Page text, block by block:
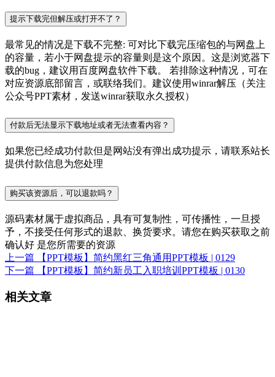
提示下载完但解压或打开不了？
最常见的情况是下载不完整: 可对比下载完压缩包的与网盘上
的容量，若小于网盘提示的容量则是这个原因。这是浏览器下
载的bug，建议用百度网盘软件下载。 若排除这种情况，可在
对应资源底部留言，或联络我们。建议使用winrar解压（关注
公众号PPT素材，发送winrar获取永久授权）
付款后无法显示下载地址或者无法查看内容？
如果您已经成功付款但是网站没有弹出成功提示，请联系站长
提供付款信息为您处理
购买该资源后，可以退款吗？
源码素材属于虚拟商品，具有可复制性，可传播性，一旦授
予，不接受任何形式的退款、换货要求。请您在购买获取之前
确认好 是您所需要的资源
上一篇
【PPT模板】简约黑红三角通用PPT模板 | 0129
下一篇
【PPT模板】简约新员工入职培训PPT模板 | 0130
相关文章